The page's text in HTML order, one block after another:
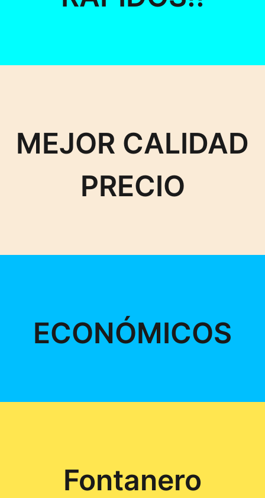
MEJOR CALIDAD
PRECIO
ECONÓMICOS
Fontanero